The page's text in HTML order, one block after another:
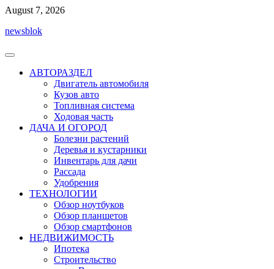
Перейти
содержимому
August 7, 2026
newsblok
АВТОРАЗДЕЛ
Двигатель автомобиля
Кузов авто
Топливная система
Ходовая часть
ДАЧА И ОГОРОД
Болезни растений
Деревья и кустарники
Инвентарь для дачи
Рассада
Удобрения
ТЕХНОЛОГИИ
Обзор ноутбуков
Обзор планшетов
Обзор смартфонов
НЕДВИЖИМОСТЬ
Ипотека
Строительство